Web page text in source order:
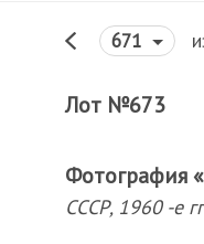
671
Лот №673
Фотография
СССР, 1960 -е